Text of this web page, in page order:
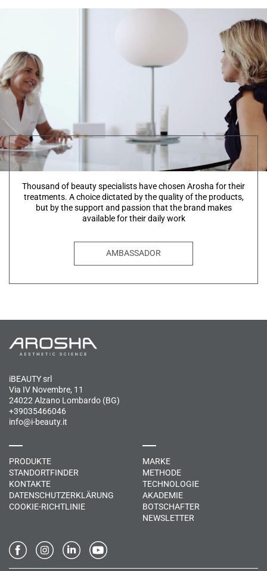
Thousand of beauty specialists have chosen Arosha for their
treatments. A choice dictated by the quality of the products,
but by the support and passion that the brand makes
available for their daily work
AMBASSADOR
iBEAUTY srl
Via IV Novembre, 11
24022 Alzano Lombardo (BG)
+39035466046
info@i-beauty.it
PRODUKTE
STANDORTFINDER
KONTAKTE
DATENSCHUTZERKLÄRUNG
COOKIE-RICHTLINIE
MARKE
METHODE
TECHNOLOGIE
AKADEMIE
BOTSCHAFTER
NEWSLETTER